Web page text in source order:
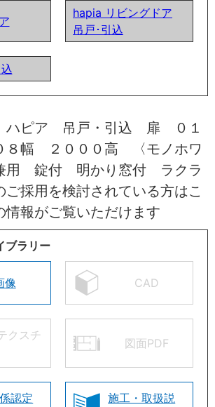
hapia リビングドア
吊戸･引込
ハピア 吊戸・引込 扉 ０１
８幅 ２０００高 〈モノホワ
用 錠付 明かり窓付 ラクラ
ご採用を検討されている方はこ
情報がご覧いただけます
ブラリー
像 CAD
クスチ
図面PDF
認定
施工・取扱説